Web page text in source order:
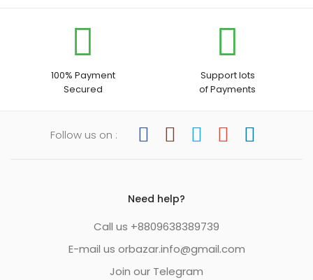
100% Payment
Secured
Support lots
of Payments
Follow us on :
Need help?
Call us +8809638389739
E-mail us orbazar.info@gmail.com
Join our Telegram